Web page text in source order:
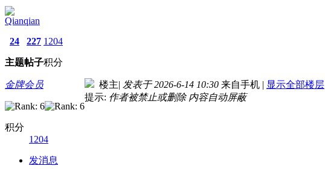
Qianqian
24
主题
227
帖子
1204
积分
金牌会员
积分
1204
发消息
楼主| 发表于 2026-6-14 10:30 来自手机 | 显示全部楼层
提示: 作者被禁止或删除 内容自动屏蔽